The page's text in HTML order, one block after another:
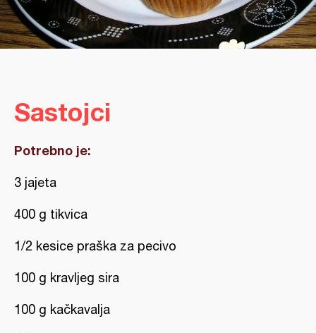
Sastojci
Potrebno je:
3 jajeta
400 g tikvica
1/2 kesice praška za pecivo
100 g kravljeg sira
100 g kačkavalja